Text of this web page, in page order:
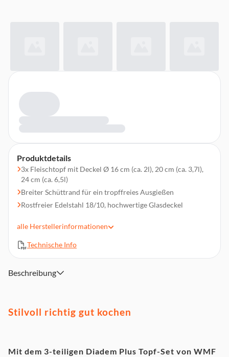
Produktdetails
3x Fleischtopf mit Deckel Ø 16 cm (ca. 2l), 20 cm (ca. 3,7l),
24 cm (ca. 6,5l)
Breiter Schüttrand für ein tropffreies Ausgießen
Rostfreier Edelstahl 18/10, hochwertige Glasdeckel
Geeignet für Induktion - Gas - Glaskeramik - Halogen
Alle Teile sind zur mühelosen Reinigung in der Spülmaschine
alle Herstellerinformationen
Technische Info
Beschreibung
Stilvoll richtig gut kochen
Mit dem 3-teiligen Diadem Plus Topf-Set von WMF